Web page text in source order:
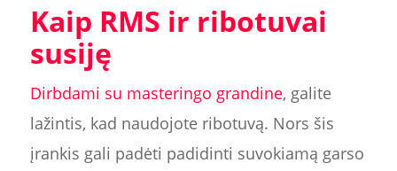
Kaip RMS ir ribotuvai
susiję
Dirbdami su masteringo grandine, galite
lažintis, kad naudojote ribotuvą. Nors šis
įrankis gali padėti padidinti suvokiamą garso